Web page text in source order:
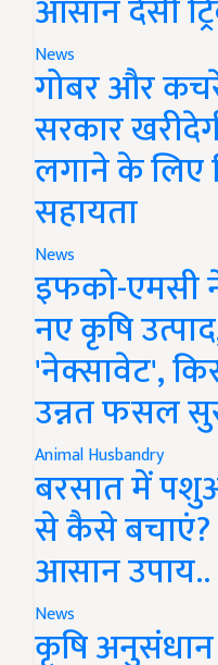
आसान देसी
News
गोबर और
सरकार
लगाने के लिए
सहायता
News
इफको-एमसी
नए कृषि
'नेक्सावेट',
उन्नत फसल
Animal Husbandry
बरसात में
से कैसे बचाएं?
आसान उपाय..
News
कृषि अनुसंधान